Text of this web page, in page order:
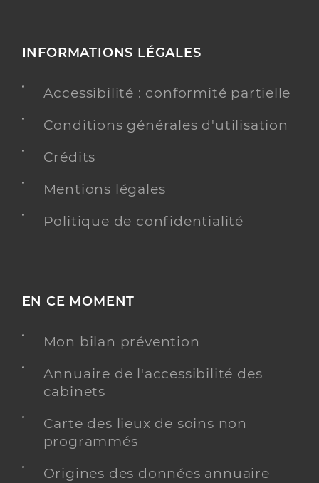
INFORMATIONS LÉGALES
Accessibilité : conformité partielle
Conditions générales d'utilisation
Crédits
Mentions légales
Politique de confidentialité
EN CE MOMENT
Mon bilan prévention
Annuaire de l'accessibilité des
cabinets
Carte des lieux de soins non
programmés
Origines des données annuaire